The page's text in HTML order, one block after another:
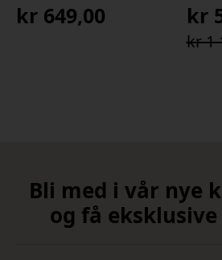
kr 649,00
kr1
kr
Bli med i vår nye
og få